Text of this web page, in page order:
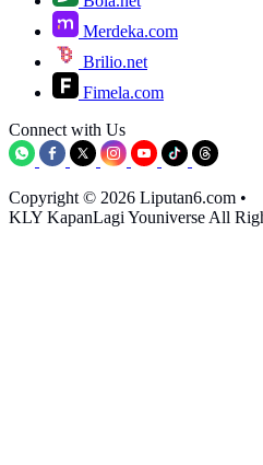
Merdeka.com
Brilio.net
Fimela.com
Connect with Us
Copyright © 2026 Liputan6.com •
KLY KapanLagi Youniverse All